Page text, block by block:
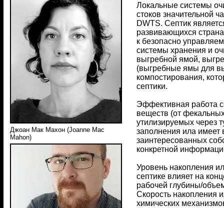
Джоан Мак Махон (Joanne Mac
Mahon)
Локальные системы
стоков значительной
DWTS. Септик
развивающихся
к безопасно
системы хранения и
выгребной ямой,
(выгребные ямы для
компостирования,
септики.
Эффективная работа
веществ (от
утилизируемых через
заполнения ила имеет
заинтересованных
конкретной
Уровень накопления
септике влияет на
рабочей глубины/
Скорость накопления
химических